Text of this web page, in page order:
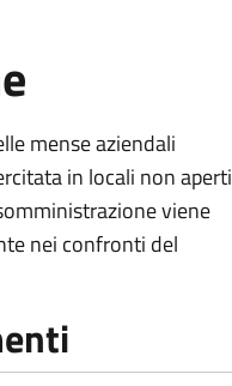
mense aziendali
in locali non aperti
viene
nei confronti del